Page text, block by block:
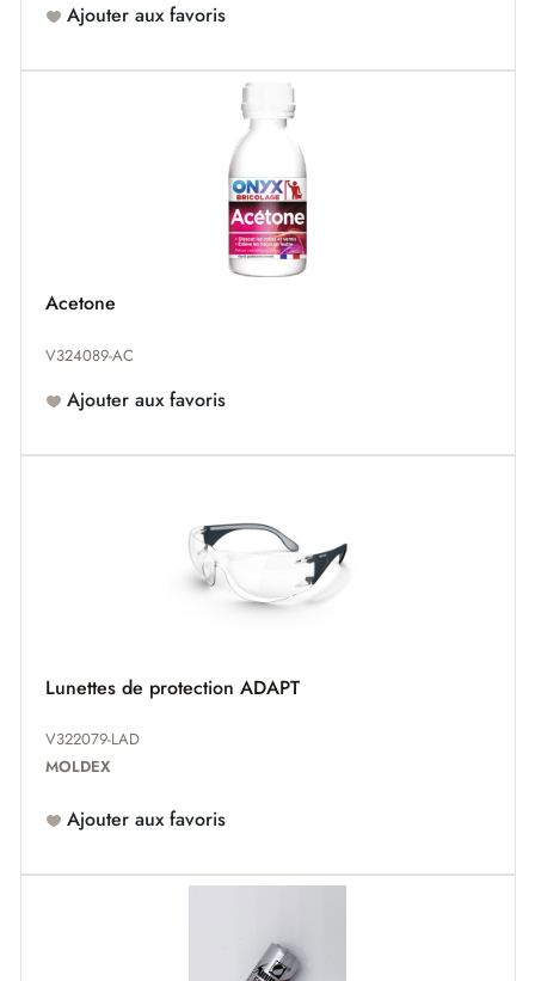
Ajouter aux favoris
Acetone
V324089-AC
Ajouter aux favoris
Lunettes de protection ADAPT
V322079-LAD
MOLDEX
Ajouter aux favoris